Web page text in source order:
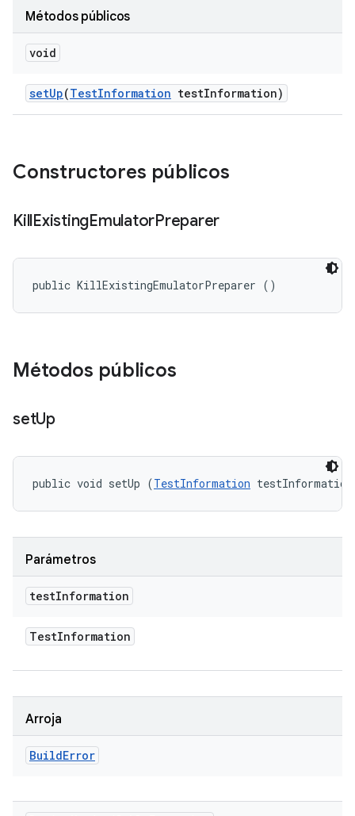
Métodos públicos
void
setUp(TestInformation testInformation)
Constructores públicos
KillExistingEmulatorPreparer
public KillExistingEmulatorPreparer ()
Métodos públicos
setUp
public void setUp (TestInformation
Parámetros
testInformation
TestInformation
Arroja
BuildError